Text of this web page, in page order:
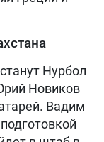
Нурбол
Новиков
Вадим